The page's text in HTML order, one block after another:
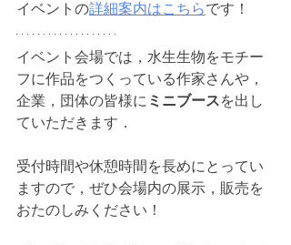
イベントの詳細案内はこちらです！
イベント会場では，水生生物をモチー
フに作品をつくっている作家さんや，
企業，団体の皆様に ミニブースを出し
ていただきます．
受付時間や休憩時間を長めにとってい
ますので，ぜひ会場内の展示，販売を
おたのしみください！